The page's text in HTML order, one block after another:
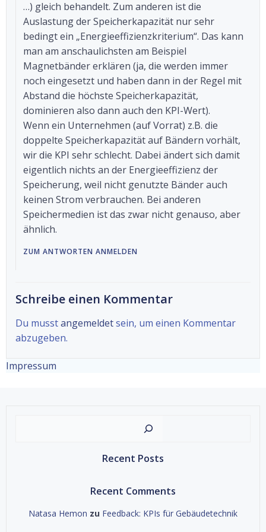
…) gleich behandelt. Zum anderen ist die
Auslastung der Speicherkapazität nur sehr
bedingt ein „Energieeffizienzkriterium“. Das kann
man am anschaulichsten am Beispiel
Magnetbänder erklären (ja, die werden immer
noch eingesetzt und haben dann in der Regel mit
Abstand die höchste Speicherkapazität,
dominieren also dann auch den KPI-Wert).
Wenn ein Unternehmen (auf Vorrat) z.B. die
doppelte Speicherkapazität auf Bändern vorhält,
wir die KPI sehr schlecht. Dabei ändert sich damit
eigentlich nichts an der Energieeffizienz der
Speicherung, weil nicht genutzte Bänder auch
keinen Strom verbrauchen. Bei anderen
Speichermedien ist das zwar nicht genauso, aber
ähnlich.
ZUM ANTWORTEN ANMELDEN
Schreibe einen Kommentar
Du musstangemeldetsein, um einen Kommentar
abzugeben.
Impressum
Recent Posts
Recent Comments
Natasa Hemon zu Feedback: KPIs für Gebäudetechnik